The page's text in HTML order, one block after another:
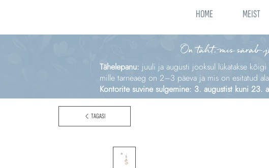
HOME MEIST
On täht, mis särab
Tähelepanu: juuli ja augusti jooksul lükatakse
mille tarneaeg on 2–3 päeva ja mis on esitatud
Kontorite suvine sulgemine: 3. augustist kuni 23.
TAGASI